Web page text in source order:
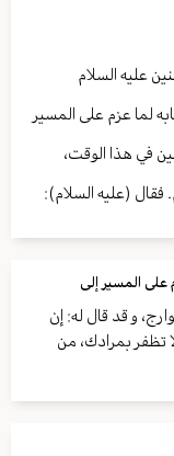
عليه السلام
لما عزم على المسير
في هذا الوقت،
(علیه السلام):
على المسير إلى
و قد قال له: إن
تظفر بمرادك، من